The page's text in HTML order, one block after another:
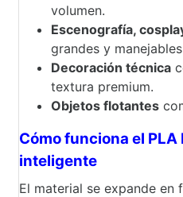
volumen.
Escenografía,
grandes y
Decoración técnica
textura premium.
Objetos flotantes
Cómo funciona el
inteligente
El material se expande en